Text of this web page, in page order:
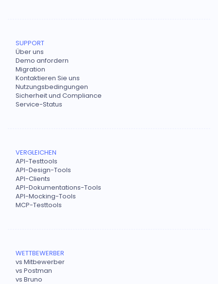
SUPPORT
Über uns
Demo anfordern
Migration
Kontaktieren Sie uns
Nutzungsbedingungen
Sicherheit und Compliance
Service-Status
VERGLEICHEN
API-Testtools
API-Design-Tools
API-Clients
API-Dokumentations-Tools
API-Mocking-Tools
MCP-Testtools
WETTBEWERBER
vs Mitbewerber
vs Postman
vs Bruno